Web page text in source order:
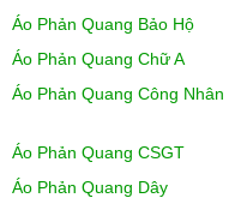
Áo Phản Quang Bảo Hộ
Áo Phản Quang Chữ A
Áo Phản Quang Công Nhân
Áo Phản Quang CSGT
Áo Phản Quang Dây